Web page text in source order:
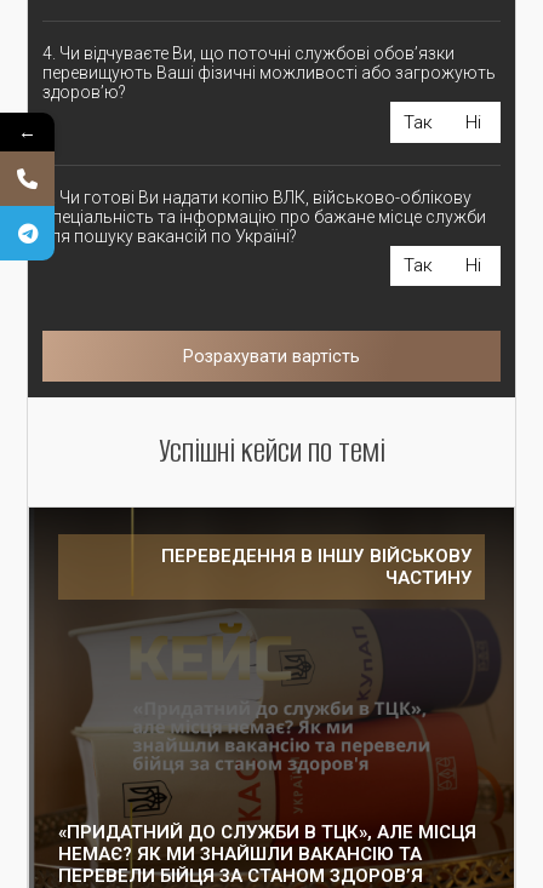
4. Чи відчуваєте Ви, що поточні службові обов’язки
перевищують Ваші фізичні можливості або загрожують
здоров’ю?
Так Ні
5. Чи готові Ви надати копію ВЛК, військово-облікову
спеціальність та інформацію про бажане місце служби
для пошуку вакансій по Україні?
Так Ні
Розрахувати вартість
Успішні кейси по темі
ПЕРЕВЕДЕННЯ В ІНШУ ВІЙСЬКОВУ
ЧАСТИНУ
«ПРИДАТНИЙ ДО СЛУЖБИ В ТЦК», АЛЕ МІСЦЯ
НЕМАЄ? ЯК МИ ЗНАЙШЛИ ВАКАНСІЮ ТА
ПЕРЕВЕЛИ БІЙЦЯ ЗА СТАНОМ ЗДОРОВ’Я
←